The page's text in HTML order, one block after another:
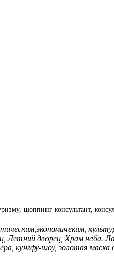
шоппинг-консультант,
Летний дворец, Храм неба.
кунгфу-шоу, золотая маска